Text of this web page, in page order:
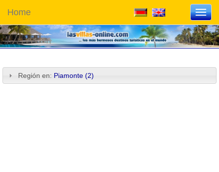
Home
Región en: Piamonte (2)